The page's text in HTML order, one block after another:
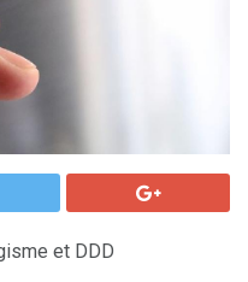
et DDD